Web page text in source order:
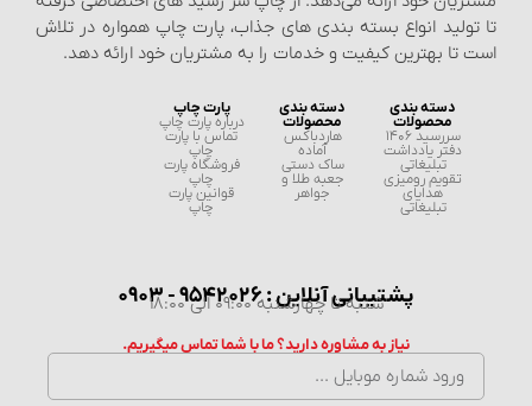
تا تولید انواع بسته‌ بندی‌ های جذاب، پارت چاپ همواره در تلاش
است تا بهترین کیفیت و خدمات را به مشتریان خود ارائه دهد.
دسته بندی
محصولات
سررسید 1406
دفتر یادداشت
تبلیغاتی
تقویم رومیزی
هدایای
تبلیغاتی
دسته بندی
محصولات
هاردباکس
آماده
ساک دستی
جعبه طلا و
جواهر
پارت چاپ
درباره پارت چاپ
تماس با پارت
چاپ
فروشگاه پارت
چاپ
قوانین پارت
چاپ
پشتیبانی آنلاین : 9542026 - 0903
شنبه تا چهارشنبه 09:00 الی 18:00
نیاز به مشاوره دارید؟ ما با شما تماس میگیریم.